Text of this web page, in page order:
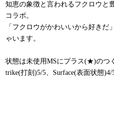
知恵の象徴と言われるフクロウと
コラボ。
「フクロウがかわいいから好きだ
ゃいます。
状態は未使用MSにプラス(★)のつ
trike(打刻)5/5、Surface(表面状態